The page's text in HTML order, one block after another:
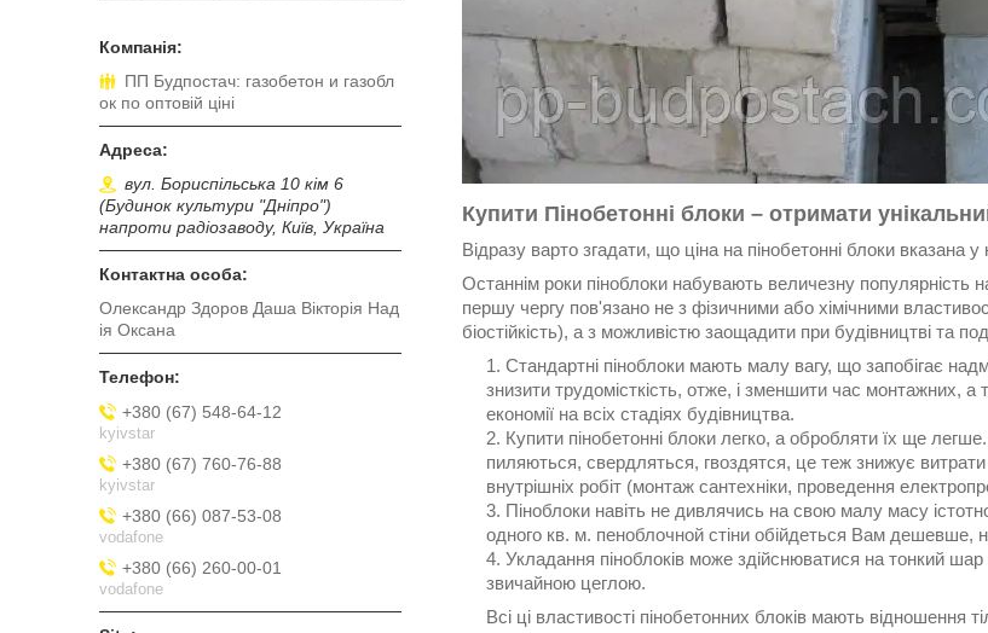
Купити Пінобетонні блоки – отримати
Відразу варто згадати, що ціна на пінобетонні блоки вказана
Останнім роки піноблоки набувають величезну популярність
першу чергу пов'язано не з фізичними або хімічними
біостійкість), а з можливістю заощадити при будівництві та
Стандартні піноблоки мають малу вагу, що запобігає
знизити трудомісткість, отже, і зменшити час монтажних,
економії на всіх стадіях будівництва.
Купити пінобетонні блоки легко, а обробляти їх ще
пиляються, свердляться, гвоздятся, це теж знижує
внутрішніх робіт (монтаж сантехніки, проведення
Піноблоки навіть не дивлячись на свою малу масу
одного кв. м. пеноблочной стіни обійдеться Вам дешевше,
Укладання піноблоків може здійснюватися на тонкий
звичайною цеглою.
Всі ці властивості пінобетонних блоків мають відношення
ПП Будпостач: газобетон и газобл
ок по оптовій ціні
вул. Бориспільська 10 кім 6
(Будинок культури "Дніпро")
напроти радіозаводу, Київ, Україна
Олександр Здоров Даша Вікторія Над
ія Оксана
+380 (67) 548-64-12
kyivstar
+380 (67) 760-76-88
kyivstar
+380 (66) 087-53-08
vodafone
+380 (66) 260-00-01
vodafone